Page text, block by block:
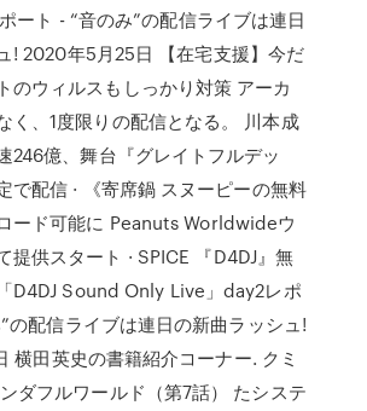
ート - “音のみ”の配信ライブは連日
! 2020年5月25日 【在宅支援】今だ
のウィルスもしっかり対策 アーカ
く、1度限りの配信となる。 川本成
246億、舞台『グレイトフルデッ
で配信 · 《寄席鍋 スヌーピーの無料
ード可能に Peanuts Worldwideウ
提供スタート · SPICE 『D4DJ』無
D4DJ Sound Only Live」day2レポ
の配信ライブは連日の新曲ラッシュ!
横田英史の書籍紹介コーナー. クミ
ダフルワールド（第7話） たシステ